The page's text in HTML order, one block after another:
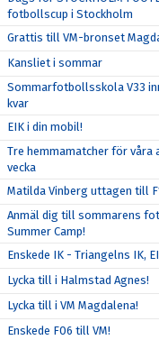
fotbollscup i Stockholm
Grattis till VM-bronset
Kansliet i sommar
Sommarfotbollsskola V33
kvar
EIK i din mobil!
Tre hemmamatcher för våra
vecka
Matilda Vinberg uttagen till
Anmäl dig till sommarens
Summer Camp!
Enskede IK - Triangelns IK,
Lycka till i Halmstad Agnes!
Lycka till i VM Magdalena!
Enskede F06 till VM!